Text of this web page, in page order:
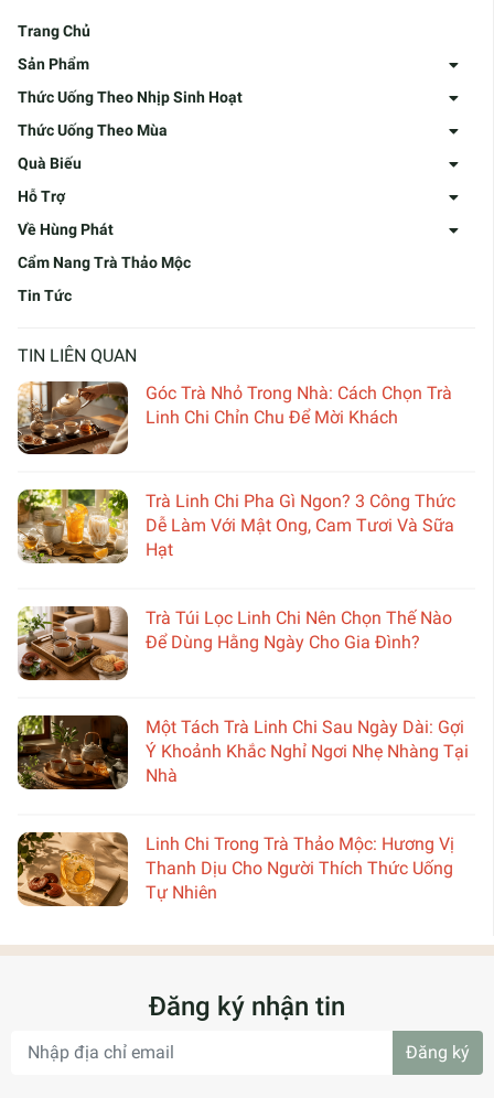
Trang Chủ
Sản Phẩm
Thức Uống Theo Nhịp Sinh Hoạt
Thức Uống Theo Mùa
Quà Biếu
Hỗ Trợ
Về Hùng Phát
Cẩm Nang Trà Thảo Mộc
Tin Tức
TIN LIÊN QUAN
Góc Trà Nhỏ Trong Nhà: Cách Chọn Trà
Linh Chi Chỉn Chu Để Mời Khách
Trà Linh Chi Pha Gì Ngon? 3 Công Thức
Dễ Làm Với Mật Ong, Cam Tươi Và Sữa
Hạt
Trà Túi Lọc Linh Chi Nên Chọn Thế Nào
Để Dùng Hằng Ngày Cho Gia Đình?
Một Tách Trà Linh Chi Sau Ngày Dài: Gợi
Ý Khoảnh Khắc Nghỉ Ngơi Nhẹ Nhàng Tại
Nhà
Linh Chi Trong Trà Thảo Mộc: Hương Vị
Thanh Dịu Cho Người Thích Thức Uống
Tự Nhiên
Đăng ký nhận tin
Đăng ký